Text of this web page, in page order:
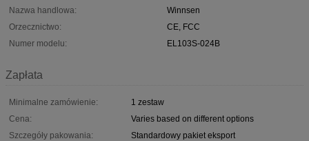
Nazwa handlowa:
Winnsen
Orzecznictwo:
CE, FCC
Numer modelu:
EL103S-024B
Zapłata
Minimalne zamówienie:
1 zestaw
Cena:
Varies based on different options
Szczegóły pakowania:
Standardowy pakiet eksport